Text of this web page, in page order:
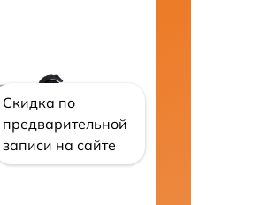
Скидка по
предварительной
записи на сайте